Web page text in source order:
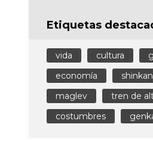
Etiquetas
vida cultura
economía
maglev
tren de
costumbres